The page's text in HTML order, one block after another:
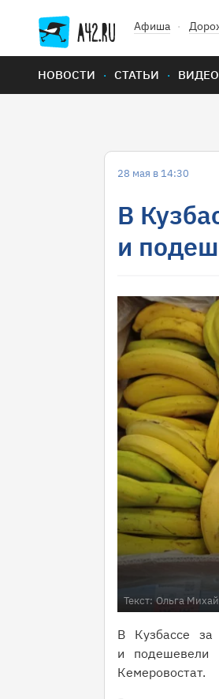
Афиша
НОВОСТИ СТАТЬИ ВИДЕО
28 мая в 14:30
В
и
Текст: Ольга
В Кузбассе
и подешевели
Кемеровостат.